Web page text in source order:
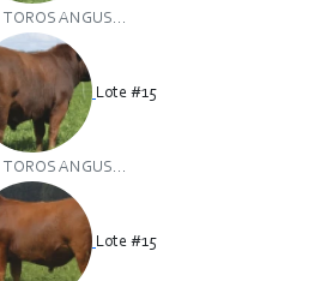
TOROS ANGUS...
Lote #15
TOROS ANGUS...
Lote #15